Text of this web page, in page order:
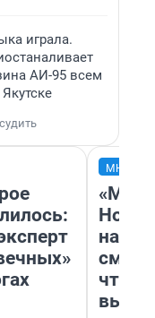
играла.
АИ-95 всем
«Мы